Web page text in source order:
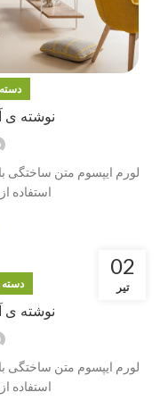
نوشته ی
لورم ایپسوم متن ساختگی
استفاده
02
تیر
نوشته ی
لورم ایپسوم متن ساختگی
استفاده